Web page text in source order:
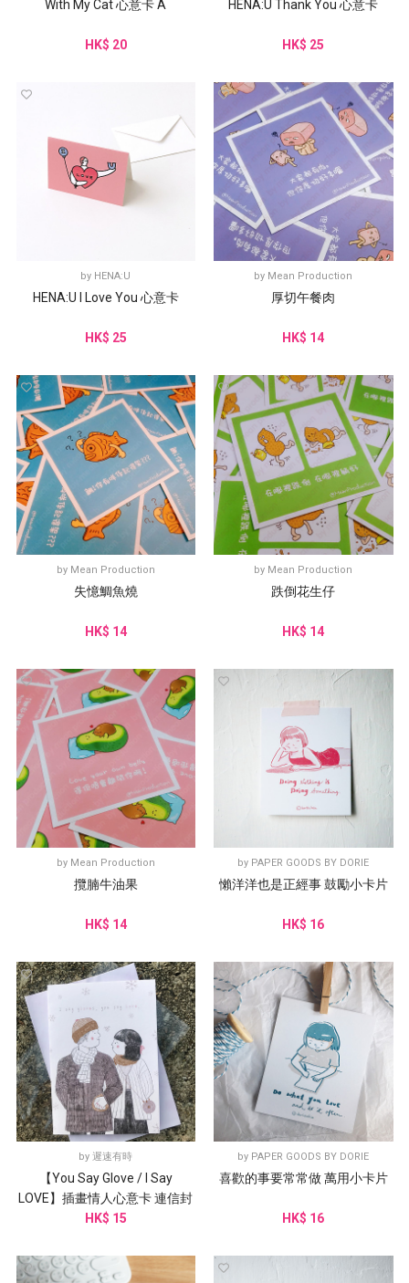
With My Cat 心意卡 A
HK$ 20
HENA:U Thank You 心意卡
HK$ 25
by HENA:U
HENA:U I Love You 心意卡
HK$ 25
by Mean Production
厚切午餐肉
HK$ 14
by Mean Production
失憶鯛魚燒
HK$ 14
by Mean Production
跌倒花生仔
HK$ 14
by Mean Production
攬腩牛油果
HK$ 14
by PAPER GOODS BY DORIE
懶洋洋也是正經事 鼓勵小卡片
HK$ 16
by遲速有時
【You Say Glove / I Say
LOVE】插畫情人心意卡 連信封
HK$ 15
by PAPER GOODS BY DORIE
喜歡的事要常常做 萬用小卡片
HK$ 16